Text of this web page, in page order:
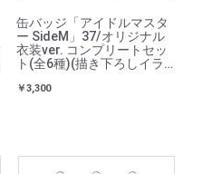
缶バッジ「アイドルマスタ
ー SideM」37/オリジナル
衣装ver. コンプリートセッ
ト(全6種)(描き下ろしイラ
￥3,300